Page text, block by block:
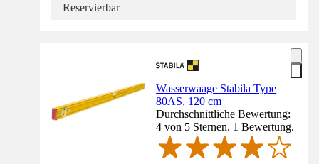
Reservierbar
Wasserwaage Stabila Type
80AS, 120 cm
Durchschnittliche Bewertung:
4 von 5 Sternen. 1 Bewertung.